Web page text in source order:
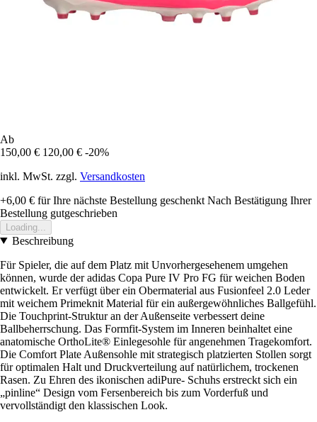
Ab
150,00 € 120,00 € -20%
inkl. MwSt. zzgl. Versandkosten
+6,00 € für Ihre nächste Bestellung geschenkt Nach Bestätigung Ihrer
Bestellung gutgeschrieben
Loading...
Beschreibung
Für Spieler, die auf dem Platz mit Unvorhergesehenem umgehen
können, wurde der adidas Copa Pure IV Pro FG für weichen Boden
entwickelt. Er verfügt über ein Obermaterial aus Fusionfeel 2.0 Leder
mit weichem Primeknit Material für ein außergewöhnliches Ballgefühl.
Die Touchprint-Struktur an der Außenseite verbessert deine
Ballbeherrschung. Das Formfit-System im Inneren beinhaltet eine
anatomische OrthoLite® Einlegesohle für angenehmen Tragekomfort.
Die Comfort Plate Außensohle mit strategisch platzierten Stollen sorgt
für optimalen Halt und Druckverteilung auf natürlichem, trockenen
Rasen. Zu Ehren des ikonischen adiPure- Schuhs erstreckt sich ein
„pinline“ Design vom Fersenbereich bis zum Vorderfuß und
vervollständigt den klassischen Look.